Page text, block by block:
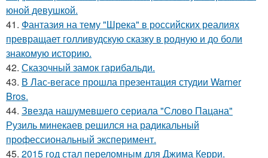
юной девушкой.
41. Фантазия на тему "Шрека" в российских реалиях
превращает голливудскую сказку в родную и до боли
знакомую историю.
42. Сказочный замок гарибальди.
43. В Лас-вегасе прошла презентация студии Warner
Bros.
44. Звезда нашумевшего сериала "Слово Пацана"
Рузиль минекаев решился на радикальный
профессиональный эксперимент.
45. 2015 год стал переломным для Джима Керри.